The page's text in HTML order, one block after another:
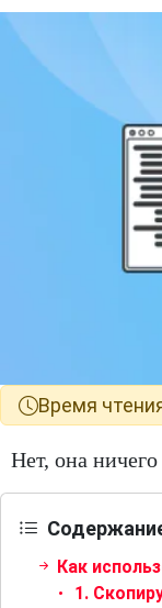
Время
Нет, она
Как
1.